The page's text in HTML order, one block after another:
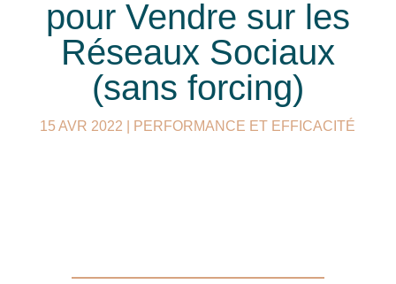
pour Vendre sur les
Réseaux Sociaux
(sans forcing)
15 AVR 2022 PERFORMANCE ET EFFICACITÉ